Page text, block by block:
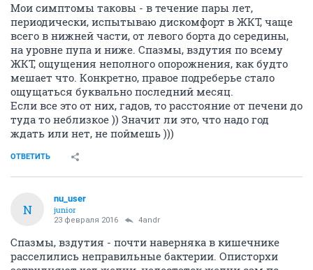
Мои симптомы таковы - в течение пары лет,
периодически, испытываю дискомфорт в ЖКТ, чаще
всего в нижней части, от левого борта до середины,
на уровне пупа и ниже. Спазмы, вздутия по всему
ЖКТ, ощущения неполного опорожнения, как будто
мешает что. Конкретно, правое подреберье стало
ощущаться буквально последний месяц.
Если все это от них, гадов, то расстояние от печени до
туда то неблизкое )) Значит ли это, что надо год
ждать или нет, не поймешь )))
ОТВЕТИТЬ
N
nu_user
junior
23 февраля 2016 4andr
Спазмы, вздутия - почти наверняка в кишечнике
расселились неправильные бактерии. Описторхи